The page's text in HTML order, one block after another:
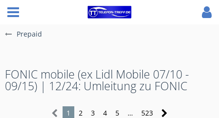
Prepaid
FONIC mobile (ex Lidl Mobile 07/10 -
09/15) | 12/24: Umleitung zu FONIC
1 2 3 4 5 … 523